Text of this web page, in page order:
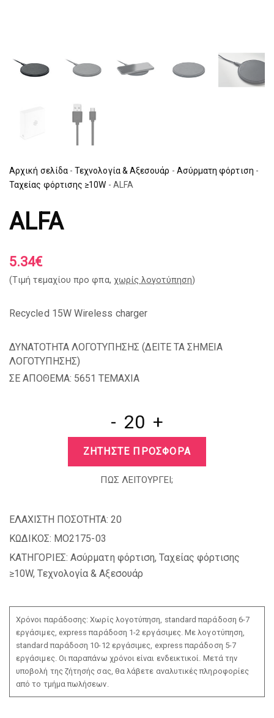
Αρχική σελίδα - Τεχνολογία & Αξεσουάρ - Ασύρματη φόρτιση -
Ταχείας φόρτισης ≥10W - ALFA
ALFA
5.34€
(Tιμή τεμαχίου προ φπα, χωρίς λογοτύπηση)
Recycled 15W Wireless charger
ΔΥΝΑΤΟΤΗΤΑ ΛΟΓΟΤΥΠΗΣΗΣ (ΔΕΙΤΕ ΤΑ ΣΗΜΕΙΑ
ΛΟΓΟΤΥΠΗΣΗΣ)
ΣΕ ΑΠΟΘΕΜΑ: 5651 TEMAXIA
- +
ΖΗΤΗΣΤΕ ΠΡΟΣΦΟΡΑ
ΠΩΣ ΛΕΙΤΟΥΡΓΕΙ;
ΕΛΑΧΙΣΤΗ ΠΟΣΟΤΗΤΑ: 20
ΚΩΔΙΚΟΣ: MO2175-03
ΚΑΤΗΓΟΡΙΕΣ: Ασύρματη φόρτιση,Ταχείας φόρτισης
≥10W,Τεχνολογία & Αξεσουάρ
Χρόνοι παράδοσης: Χωρίς λογοτύπηση, standard παράδοση 6-7
εργάσιμες, express παράδοση 1-2 εργάσιμες. Με λογοτύπηση,
standard παράδοση 10-12 εργάσιμες, express παράδοση 5-7
εργάσιμες. Οι παραπάνω χρόνοι είναι ενδεικτικοί. Μετά την
υποβολή της ζήτησής σας, θα λάβετε αναλυτικές πληροφορίες
από το τμήμα πωλήσεων.